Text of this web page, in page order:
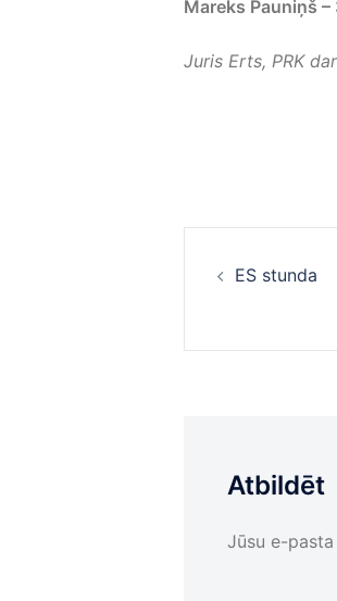
Mareks Pauniņš
Juris Erts, PRK
ES stunda
Atbildēt
Jūsu e-